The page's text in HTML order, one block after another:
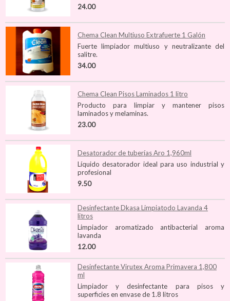
24.00
Chema Clean Multiuso Extrafuerte 1 Galón
Fuerte limpiador multiuso y neutralizante del
salitre.
34.00
Chema Clean Pisos Laminados 1 litro
Producto para limpiar y mantener pisos
laminados y melaminas.
23.00
Desatorador de tuberías Aro 1,960ml
Líquido desatorador ideal para uso industrial y
profesional
9.50
Desinfectante Dkasa Limpiatodo Lavanda 4
litros
Limpiador aromatizado antibacterial aroma
lavanda
12.00
Desinfectante Virutex Aroma Primavera 1,800
ml
Limpiador y desinfectante para pisos y
superficies en envase de 1.8 litros